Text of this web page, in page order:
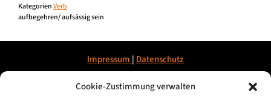
Cookie-Zustimmung verwalten
KategorienVerb
aufbegehren/ aufsässig sein
Impressum | Datenschutz
© 2026, Mundartretter.de